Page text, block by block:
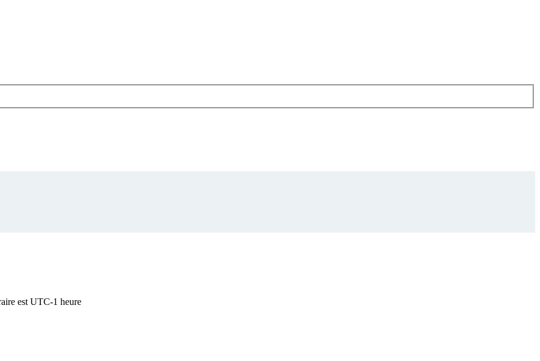
est UTC-1 heure